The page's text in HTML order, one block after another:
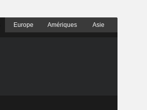
Europe Amériques Asie